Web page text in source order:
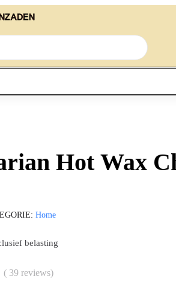
Hot Wax
Home
belasting
( 39 reviews)